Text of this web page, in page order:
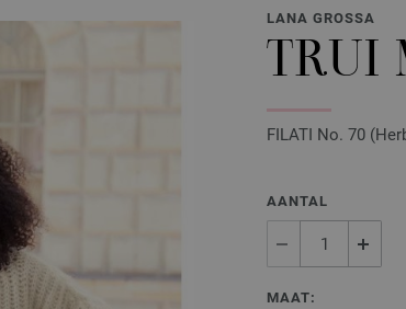
LANA GROSSA
TRUI
FILATI No. 70
AANTAL
MAAT: